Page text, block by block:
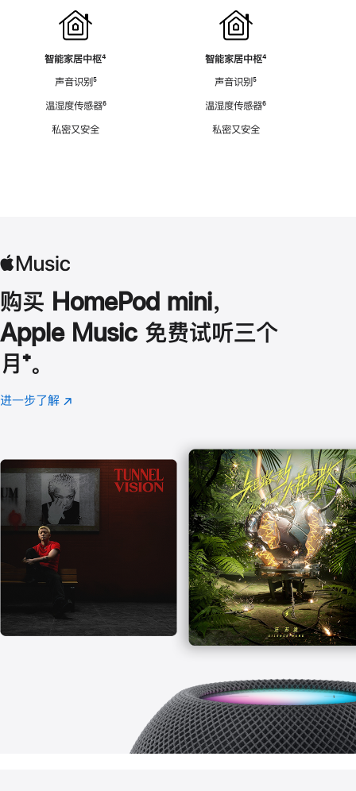
智能家居中枢脚
⁴
声音识别脚
⁵
温湿度传感器脚
⁶
私密又安全
智能家居中枢脚
⁴
声音识别脚
⁵
温湿度传感器脚
⁶
私密又安全
购买 HomePod mini，
Apple Music 免费试听三个
月 脚
注
⁺。
进一步了解 Apple
(在
口
中
打
开)